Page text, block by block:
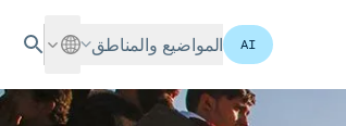
AI المواضيع والمناطق